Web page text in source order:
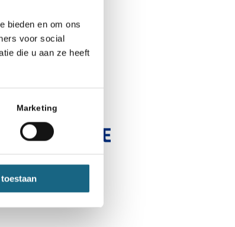
bieden en om ons
voor social
die u aan ze heeft
Marketing